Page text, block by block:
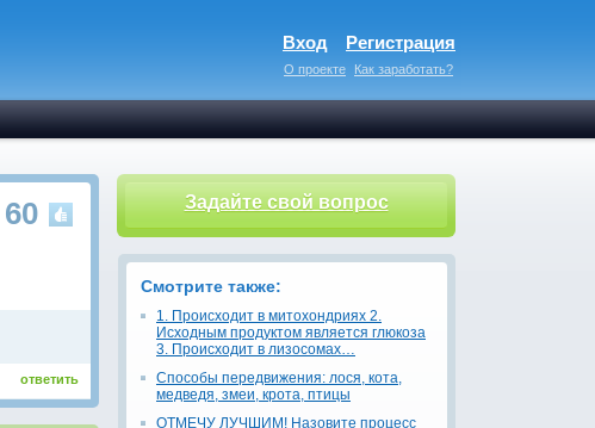
Вход Регистрация
О проекте Как заработать?
60
ответить
Задайте свой вопрос
Смотрите также:
1. Происходит в митохондриях 2.
Исходным продуктом является глюкоза
3. Происходит в лизосомах…
Способы передвижения: лося, кота,
медведя, змеи, крота, птицы
ОТМЕЧУ ЛУЧШИМ! Назовите процесс